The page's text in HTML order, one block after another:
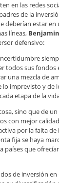
en las redes
de la
deberían estar en
líneas,
defensivo:
todos sus fondos
una mezcla de
lo imprevisto y de
etapa de la
sino que de
con mejor
por la falta
fija se haya
países que
de inversión en